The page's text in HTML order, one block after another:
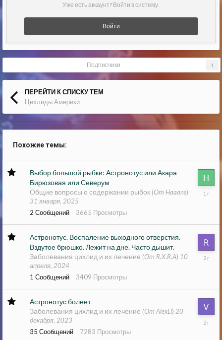
Уже есть аккаунт? Войти в систему.
Войти
Подписчики 1
ПЕРЕЙТИ К СПИСКУ ТЕМ
Цихлиды Америки
Похожие темы:
Выбор большой рыбки: Астронотус или Акара
Бирюзовая или Северум
Общие вопросы о содержании рыбок (От Haaans)
31 января, 2025
2 Сообщений 3665 Просмотры
31
Астронотус. Воспаление выходного отверстия.
Вздутое брюшко. Лежит на дне. Часто дышит.
Заболевания цихлид и их лечение (От R.X.R.A) 10
апреля, 2024
1 Сообщений 3409 Просмотры
10
Астронотус болеет
Заболевания цихлид и их лечение (От AlexLi) 20
декабря, 2023
35 Сообщений 7283 Просмотры
21